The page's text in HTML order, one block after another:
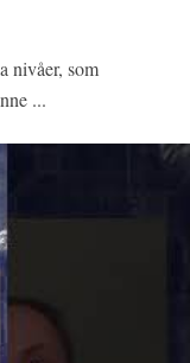
nivåer, som
...